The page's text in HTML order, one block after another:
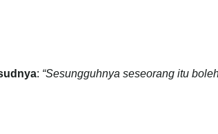
: “Sesungguhnya seseorang itu